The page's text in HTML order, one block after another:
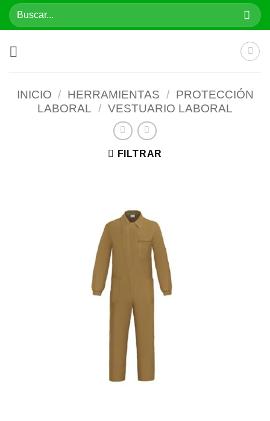
SaltarBuscar
por:
INICIO / HERRAMIENTAS / PROTECCIÓN
LABORAL / VESTUARIO LABORAL
FILTRAR